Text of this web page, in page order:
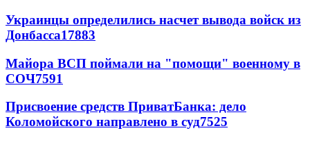
Украинцы определились насчет вывода войск из
Донбасса17883
Майора ВСП поймали на "помощи" военному в
СОЧ7591
Присвоение средств ПриватБанка: дело
Коломойского направлено в суд7525